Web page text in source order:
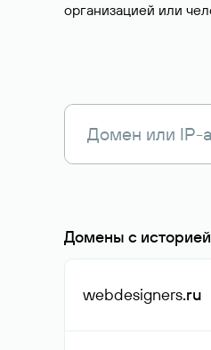
организацией или
Домены с историей
webdesigners.ru